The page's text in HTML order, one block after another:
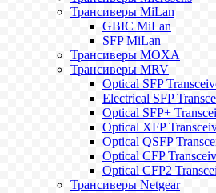
Трансиверы MiLan
GBIC MiLan
SFP MiLan
Трансиверы MOXA
Трансиверы MRV
Optical SFP
Electrical SFP
Optical SFP+
Optical XFP
Optical QSFP
Optical CFP
Optical CFP2
Трансиверы Netgear